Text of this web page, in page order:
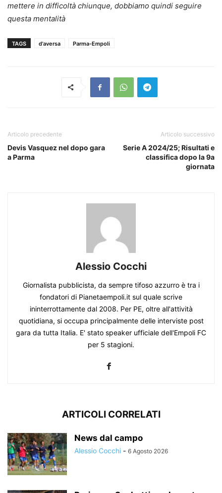
mettere in difficoltà chiunque, dobbiamo quindi seguire
questa mentalità
TAGS d'aversa Parma-Empoli
Articolo precedente
Devis Vasquez nel dopo gara
a Parma
Articolo successivo
Serie A 2024/25; Risultati e
classifica dopo la 9a
giornata
Alessio Cocchi
Giornalista pubblicista, da sempre tifoso azzurro è tra i
fondatori di Pianetaempoli.it sul quale scrive
ininterrottamente dal 2008. Per PE, oltre all'attività
quotidiana, si occupa principalmente delle interviste post
gara da tutta Italia. E' stato speaker ufficiale dell'Empoli FC
per 5 stagioni.
ARTICOLI CORRELATI
News dal campo
Alessio Cocchi - 6 Agosto 2026